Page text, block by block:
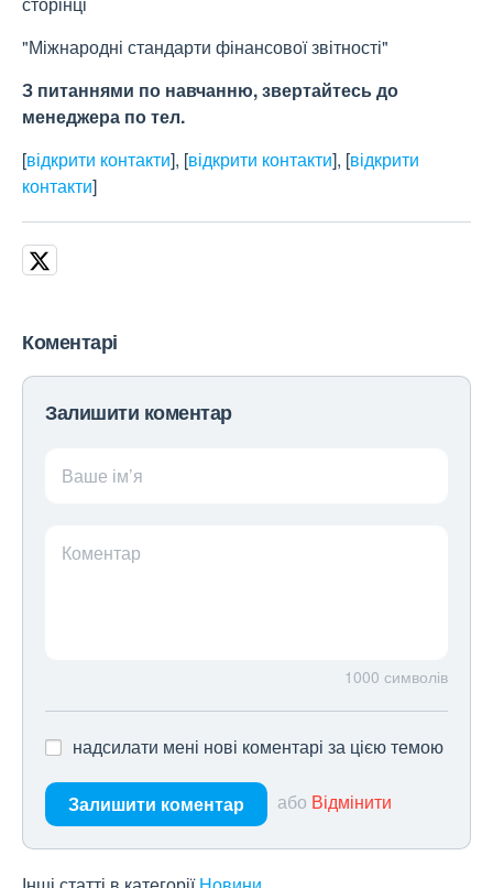
"Міжнародні стандарти фінансової звітності"
З питаннями по навчанню, звертайтесь до
менеджера по тел.
[відкрити контакти], [відкрити контакти], [відкрити
контакти]
Коментарі
Залишити коментар
Ваше ім’я
Коментар
1000 символів
надсилати мені нові коментарі за цією темою
Залишити коментар або Відмінити